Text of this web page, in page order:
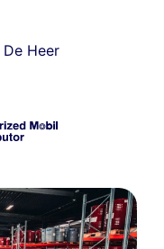
De Heer